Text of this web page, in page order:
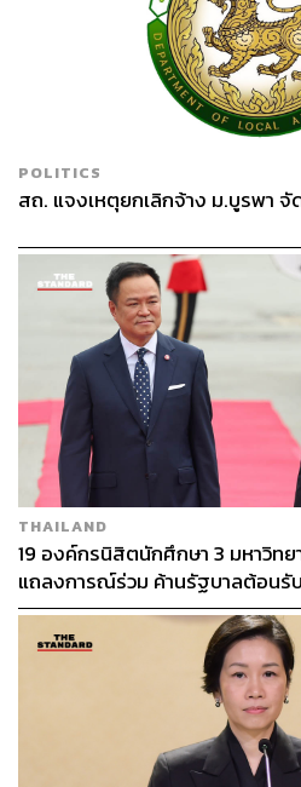
POLITICS
สถ. แจงเหตุยกเลิกจ้าง ม.บูรพา
THAILAND
19 องค์กรนิสิตนักศึกษา 3 มหาวิท
แถลงการณ์ร่วม ค้านรัฐบาลต้อนรับ